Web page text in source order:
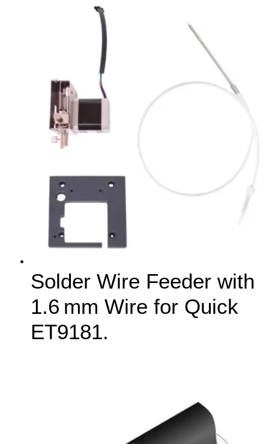
Solder Wire Feeder with
1.6 mm Wire for Quick
ET9181.